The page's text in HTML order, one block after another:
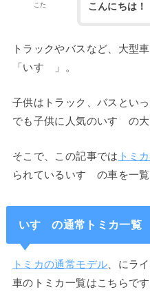
こた
こんにちは！
トラックやバスなど、大型
「いすゞ」。
子供はトラック、バスとい
でも子供に人気のいすゞの
そこで、この記事では トミ
られているいすゞの車を一
いすゞの通常トミカ一覧
トミカの通常モデル 、にラ
車のトミカ一覧はこちらです